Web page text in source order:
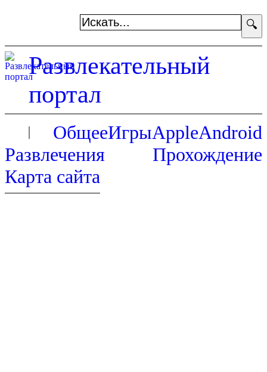
🔍
Развлекательный
портал
ОбщееИгрыAppleAndroid
Развлечения
Прохождение
Карта сайта